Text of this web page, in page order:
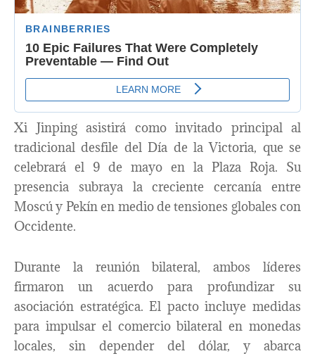
Xi Jinping asistirá como invitado principal al
tradicional desfile del Día de la Victoria, que se
celebrará el 9 de mayo en la Plaza Roja. Su
presencia subraya la creciente cercanía entre
Moscú y Pekín en medio de tensiones globales con
Occidente.
Durante la reunión bilateral, ambos líderes
firmaron un acuerdo para profundizar su
asociación estratégica. El pacto incluye medidas
para impulsar el comercio bilateral en monedas
locales, sin depender del dólar, y abarca